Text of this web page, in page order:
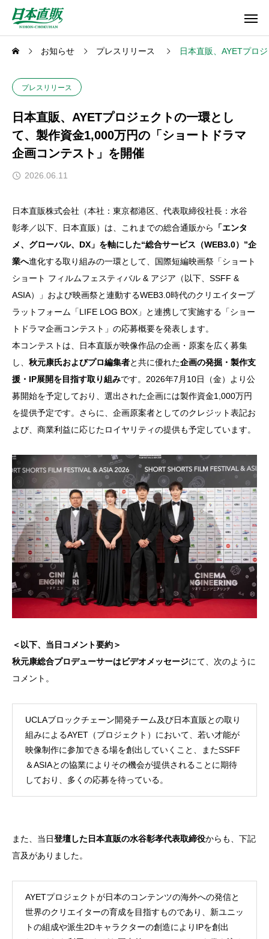
お知らせ プレスリリース 日本直販、AYETプロ
プレスリリース
日本直販、AYETプロジェクトの一環とし
て、製作資金1,000万円の「ショートドラマ
企画コンテスト」を開催
2026.06.11
日本直販株式会社（本社：東京都港区、代表取締役社長：水谷
彰孝／以下、日本直販）は、これまでの総合通販から
「エンタ
メ、グローバル、DX」を軸にした“総合サービス（WEB3.0）”企
業へ進化する取り組みの一環として、国際短編映画祭「ショート
ショート フィルムフェスティバル & アジア（以下、SSFF &
ASIA）」および映画祭と連動するWEB3.0時代のクリエイタープ
ラットフォーム「LIFE LOG BOX」と連携して実施する「ショー
トドラマ企画コンテスト」の応募概要を発表します。
本コンテストは、日本直販が映像作品の企画・原案を広く募集
し、 秋元康氏およびプロ編集者と共に優れた企画の発掘・製作支
援・IP展開を目指す取り組みです。2026年7月10日（金）より公
募開始を予定しており、選出された企画には製作資金1,000万円
を提供予定です。さらに、企画原案者としてのクレジット表記お
よび、商業利益に応じたロイヤリティの提供も予定しています。
＜以下、当日コメント要約＞
秋元康総合プロデューサーはビデオメッセージにて、次のように
コメント。
UCLAブロックチェーン開発チーム及び日本直販との取り
組みによるAYET（プロジェクト）において、若い才能が
映像制作に参加できる場を創出していくこと、またSSFF
＆ASIAとの協業によりその機会が提供されることに期待
しており、多くの応募を待っている。
また、当日登壇した日本直販の水谷彰孝代表取締役からも、下記
言及がありました。
AYETプロジェクトが日本のコンテンツの海外への発信と
世界のクリエイターの育成を目指すものであり、新ユニッ
トの組成や派生2Dキャラクターの創造によりIPを創出